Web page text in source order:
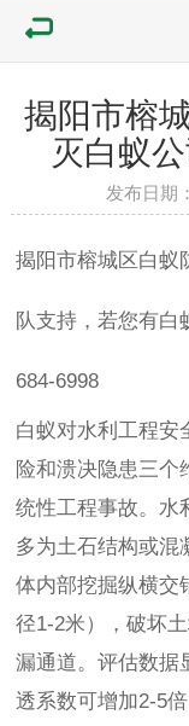
揭阳市榕
灭白蚁
发布日期
揭阳市榕城区白蚁
队支持，若您有白
684-6998
白蚁对水利工程安
险和溃决隐患三
统性工程事故。水
多为土石结构或混
体内部挖掘纵横交
径1-2米），破坏
漏通道。评估数据
透系数可增加2-5